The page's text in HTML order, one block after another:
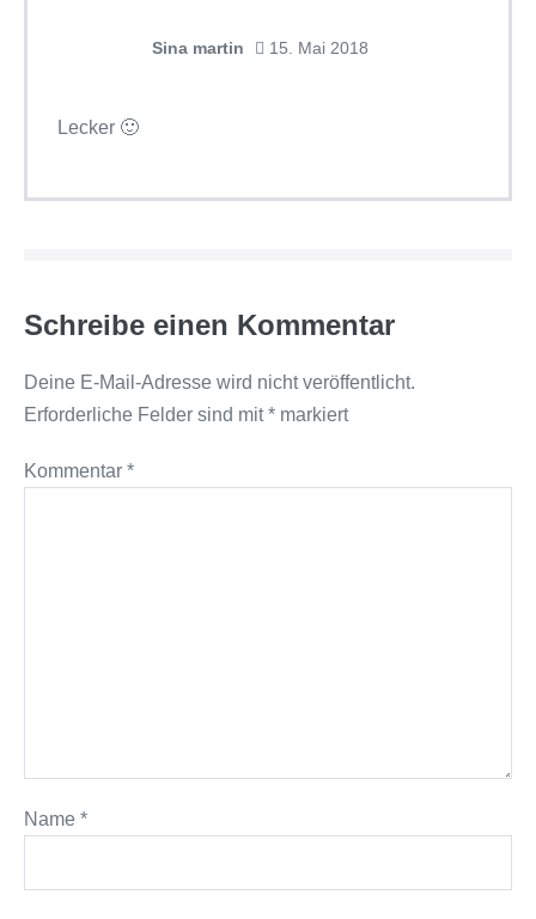
Sina martin 15. Mai 2018
Lecker 🙂
Schreibe einen Kommentar
Deine E-Mail-Adresse wird nicht veröffentlicht.
Erforderliche Felder sind mit* markiert
Kommentar *
Name *